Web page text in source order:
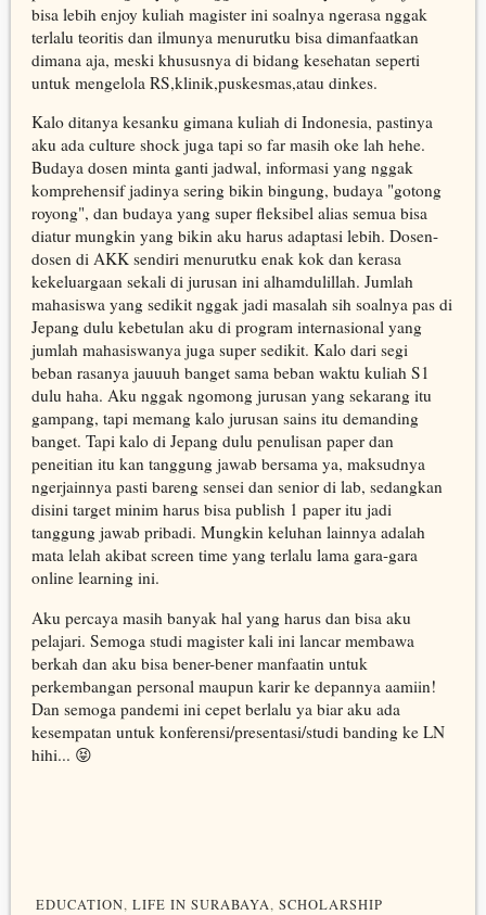
bisa lebih enjoy kuliah magister ini soalnya ngerasa nggak
terlalu teoritis dan ilmunya menurutku bisa dimanfaatkan
dimana aja, meski khususnya di bidang kesehatan seperti
untuk mengelola RS,klinik,puskesmas,atau dinkes.
Kalo ditanya kesanku gimana kuliah di Indonesia, pastinya
aku ada culture shock juga tapi so far masih oke lah hehe.
Budaya dosen minta ganti jadwal, informasi yang nggak
komprehensif jadinya sering bikin bingung, budaya "gotong
royong", dan budaya yang super fleksibel alias semua bisa
diatur mungkin yang bikin aku harus adaptasi lebih. Dosen-
dosen di AKK sendiri menurutku enak kok dan kerasa
kekeluargaan sekali di jurusan ini alhamdulillah. Jumlah
mahasiswa yang sedikit nggak jadi masalah sih soalnya pas di
Jepang dulu kebetulan aku di program internasional yang
jumlah mahasiswanya juga super sedikit. Kalo dari segi
beban rasanya jauuuh banget sama beban waktu kuliah S1
dulu haha. Aku nggak ngomong jurusan yang sekarang itu
gampang, tapi memang kalo jurusan sains itu demanding
banget. Tapi kalo di Jepang dulu penulisan paper dan
peneitian itu kan tanggung jawab bersama ya, maksudnya
ngerjainnya pasti bareng sensei dan senior di lab, sedangkan
disini target minim harus bisa publish 1 paper itu jadi
tanggung jawab pribadi. Mungkin keluhan lainnya adalah
mata lelah akibat screen time yang terlalu lama gara-gara
online learning ini.
Aku percaya masih banyak hal yang harus dan bisa aku
pelajari. Semoga studi magister kali ini lancar membawa
berkah dan aku bisa bener-bener manfaatin untuk
perkembangan personal maupun karir ke depannya aamiin!
Dan semoga pandemi ini cepet berlalu ya biar aku ada
kesempatan untuk konferensi/presentasi/studi banding ke LN
hihi... 😝
EDUCATION, LIFE IN SURABAYA, SCHOLARSHIP